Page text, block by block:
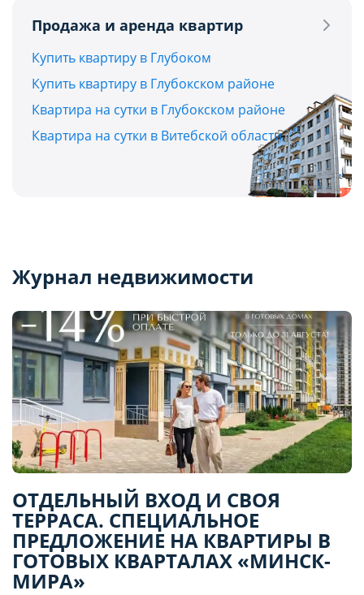
Продажа и аренда квартир
Купить квартиру в Глубоком
Купить квартиру в Глубокском районе
Квартира на сутки в Глубокском районе
Квартира на сутки в Витебской области
Журнал недвижимости
ОТДЕЛЬНЫЙ ВХОД И СВОЯ
ТЕРРАСА. СПЕЦИАЛЬНОЕ
ПРЕДЛОЖЕНИЕ НА КВАРТИРЫ В
ГОТОВЫХ КВАРТАЛАХ «МИНСК-
МИРА»